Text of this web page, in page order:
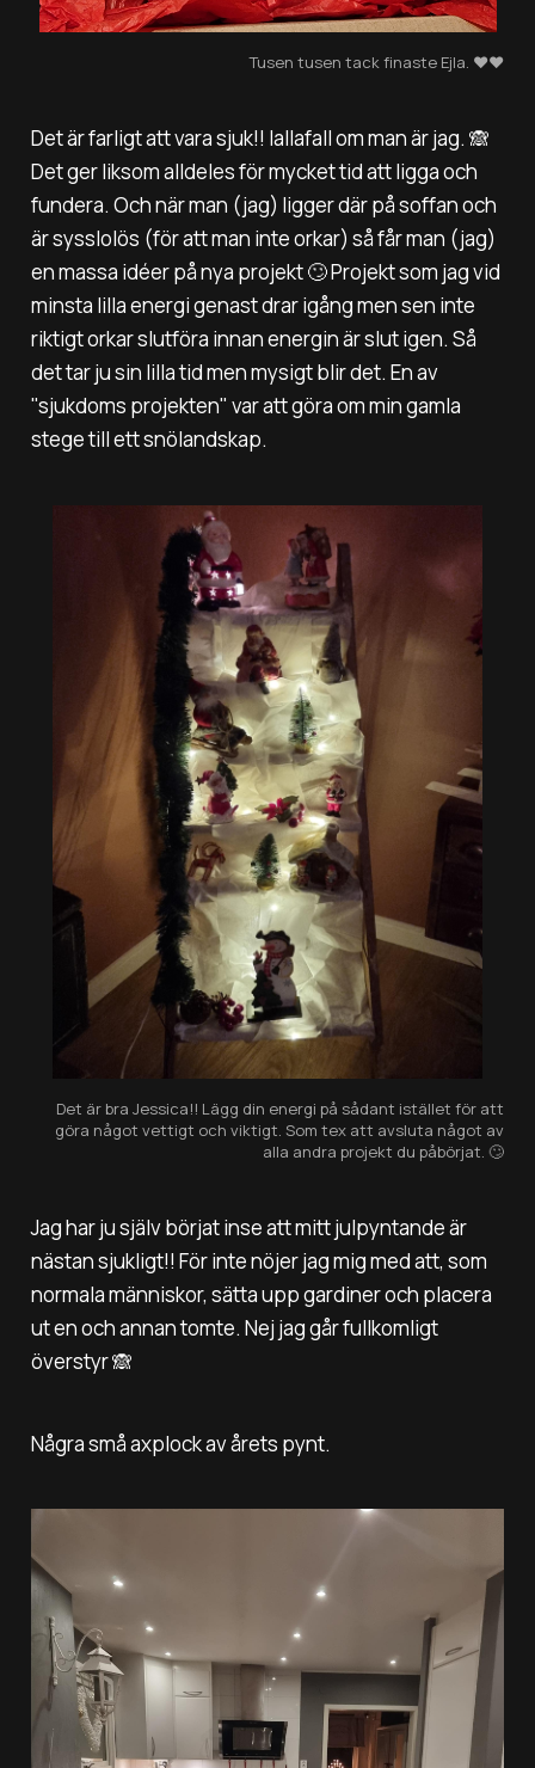
Tusen tusen tack finaste Ejla. ❤️❤️
Det är farligt att vara sjuk!! Iallafall om man är jag. 🙈
Det ger liksom alldeles för mycket tid att ligga och
fundera. Och när man (jag) ligger där på soffan och
är sysslolös (för att man inte orkar) så får man (jag)
en massa idéer på nya projekt 🙄 Projekt som jag vid
minsta lilla energi genast drar igång men sen inte
riktigt orkar slutföra innan energin är slut igen. Så
det tar ju sin lilla tid men mysigt blir det. En av
"sjukdoms projekten" var att göra om min gamla
stege till ett snölandskap.
Det är bra Jessica!! Lägg din energi på sådant istället för att
göra något vettigt och viktigt. Som tex att avsluta något av
alla andra projekt du påbörjat.🙄
Jag har ju själv börjat inse att mitt julpyntande är
nästan sjukligt!! För inte nöjer jag mig med att, som
normala människor, sätta upp gardiner och placera
ut en och annan tomte. Nej jag går fullkomligt
överstyr 🙈
Några små axplock av årets pynt.